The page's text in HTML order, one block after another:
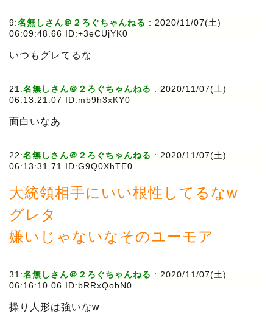
9:名無しさん＠２ろぐちゃんねる : 2020/11/07(土)
06:09:48.66 ID:+3eCUjYK0
いつもグレてるな
21:名無しさん＠２ろぐちゃんねる : 2020/11/07(土)
06:13:21.07 ID:mb9h3xKY0
面白いなあ
22:名無しさん＠２ろぐちゃんねる : 2020/11/07(土)
06:13:31.71 ID:G9Q0XhTE0
大統領相手にいい根性してるなw
グレタ
嫌いじゃないなそのユーモア
31:名無しさん＠２ろぐちゃんねる : 2020/11/07(土)
06:16:10.06 ID:bRRxQobN0
操り人形は強いなw